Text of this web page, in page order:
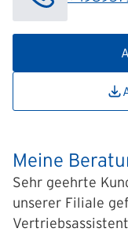
Meine
Sehr geehrte
unserer Filiale